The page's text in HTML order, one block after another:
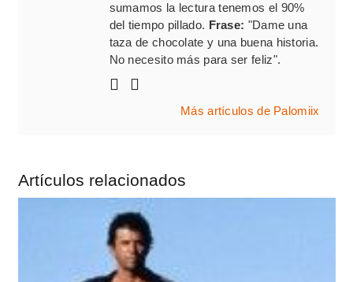
sumamos la lectura tenemos el 90%
del tiempo pillado. Frase: "Dame una
taza de chocolate y una buena historia.
No necesito más para ser feliz".
Más artículos de Palomiix
Artículos relacionados